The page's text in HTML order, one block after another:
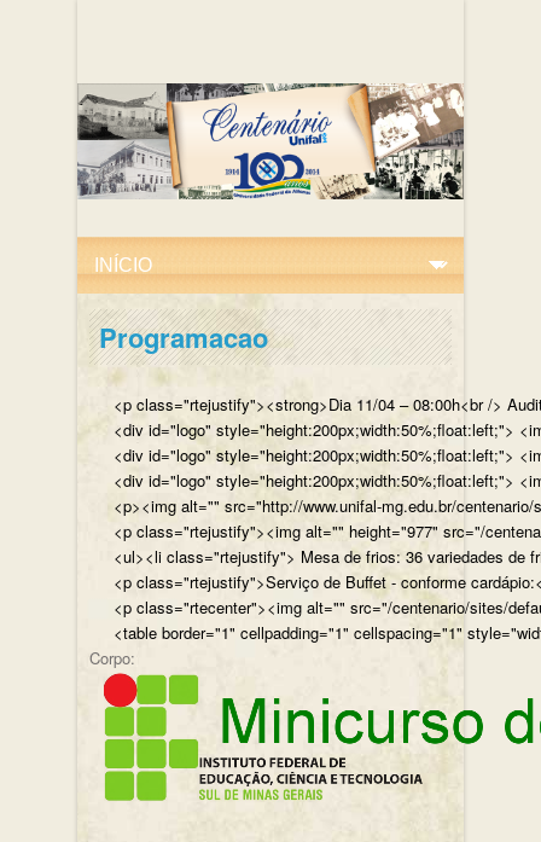
Programacao
<p class="rtejustify"><strong>Dia 11/04 – 08:00h<br />
<div id="logo" style="height:200px;width:50%;float:left;">
<div id="logo" style="height:200px;width:50%;float:left;">
<div id="logo" style="height:200px;width:50%;float:left;">
<p><img alt="" src="http://www.unifal-mg.edu.br/
<p class="rtejustify"><img alt="" height="977" src="/
<ul><li class="rtejustify"> Mesa de frios: 36 variedades de
<p class="rtejustify">Serviço de Buffet - conforme
<p class="rtecenter"><img alt="" src="/centenario/sites/
<table border="1" cellpadding="1" cellspacing="1"
Corpo: